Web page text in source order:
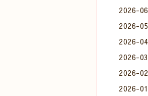
2026-06
2026-05
2026-04
2026-03
2026-02
2026-01